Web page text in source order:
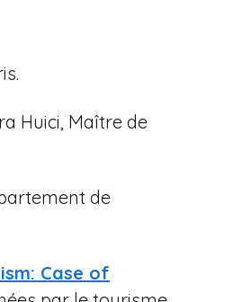
Huici, Maître de
de
Case of